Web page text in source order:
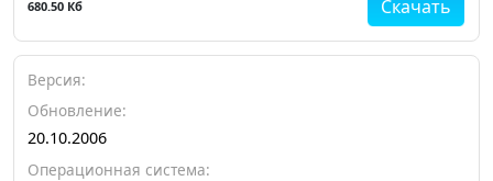
Скачать
680.50 Кб
Версия:
Обновление:
20.10.2006
Операционная система: